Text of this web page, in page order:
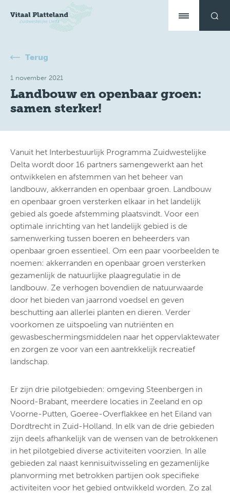
Terug
1 november 2021
Landbouw en openbaar groen:
samen sterker!
Vanuit het Interbestuurlijk Programma Zuidwestelijke
Delta wordt door 16 partners samengewerkt aan het
ontwikkelen en afstemmen van het beheer van
landbouw, akkerranden en openbaar groen. Landbouw
en openbaar groen versterken elkaar in het landelijk
gebied als goede afstemming plaatsvindt. Voor een
optimale inrichting van het landelijk gebied is de
samenwerking tussen boeren en beheerders van
openbaar groen essentieel. Om een paar voorbeelden te
noemen: akkerranden en openbaar groen versterken
gezamenlijk de natuurlijke plaagregulatie in de
landbouw. Ze verhogen bovendien de natuurwaarde
door het bieden van jaarrond voedsel en geven
beschutting aan allerlei planten en dieren. Verder
voorkomen ze uitspoeling van nutriënten en
gewasbeschermingsmiddelen naar het oppervlaktewater
en zorgen ze voor van een aantrekkelijk recreatief
landschap.
Er zijn drie pilotgebieden: omgeving Steenbergen in
Noord-Brabant, meerdere locaties in Zeeland en op
Voorne-Putten, Goeree-Overflakkee en het Eiland van
Dordtrecht in Zuid-Holland. In elk van de drie gebieden
zijn deels afhankelijk van de wensen van de betrokkenen
in het pilotgebied diverse activiteiten voorzien. In alle
gebieden zal naast kennisuitwisseling en gezamenlijke
planvorming met betrokken partijen ook specifieke
activiteiten voor het gebied ontwikkeld worden. Zo zal